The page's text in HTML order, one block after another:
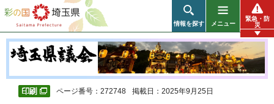
彩の国 埼玉県
情報を探す メニュー
緊急・防
災
ページ番号：272748 掲載日：2025年9月25日